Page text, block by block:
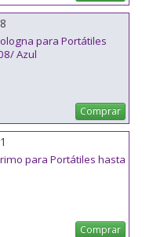
para Portátiles
Azul
Comprar
para Portátiles hasta
Comprar